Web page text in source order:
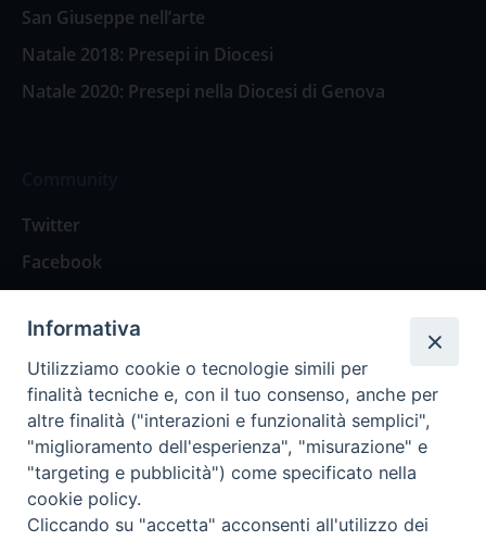
San Giuseppe nell’arte
Natale 2018: Presepi in Diocesi
Natale 2020: Presepi nella Diocesi di Genova
Twitter
Facebook
Spazio Lettori
Eventi
Eventi diocesani
Informativa
Utilizziamo cookie o tecnologie simili per
finalità tecniche e, con il tuo consenso, anche per
altre finalità ("interazioni e funzionalità semplici",
"miglioramento dell'esperienza", "misurazione" e
"targeting e pubblicità") come specificato nella
cookie policy.
Cliccando su "accetta" acconsenti all'utilizzo dei